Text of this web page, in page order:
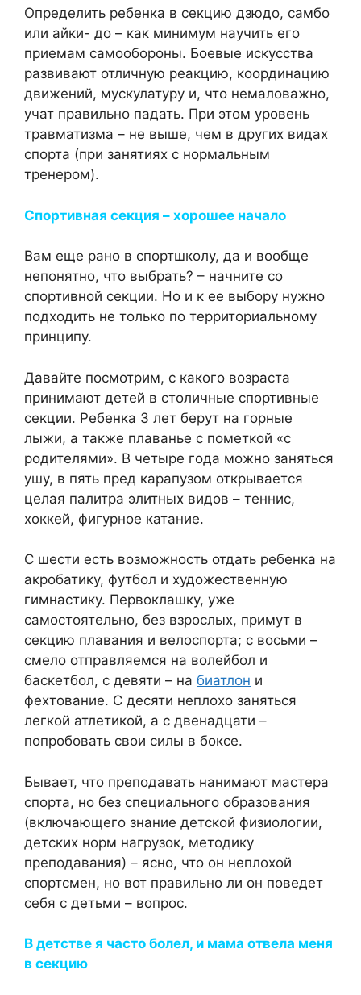
Определить ребенка в секцию дзюдо, самбо
или айки- до – как минимум научить его
приемам самообороны. Боевые искусства
развивают отличную реакцию, координацию
движений, мускулатуру и, что немаловажно,
учат правильно падать. При этом уровень
травматизма – не выше, чем в других видах
спорта (при занятиях с нормальным
тренером).
Спортивная секция – хорошее начало
Вам еще рано в спортшколу, да и вообще
непонятно, что выбрать? – начните со
спортивной секции. Но и к ее выбору нужно
подходить не только по территориальному
принципу.
Давайте посмотрим, с какого возраста
принимают детей в столичные спортивные
секции. Ребенка 3 лет берут на горные
лыжи, а также плаванье с пометкой «с
родителями». В четыре года можно заняться
ушу, в пять пред карапузом открывается
целая палитра элитных видов – теннис,
хоккей, фигурное катание.
С шести есть возможность отдать ребенка на
акробатику, футбол и художественную
гимнастику. Первоклашку, уже
самостоятельно, без взрослых, примут в
секцию плавания и велоспорта; с восьми –
смело отправляемся на волейбол и
баскетбол, с девяти – на биатлон и
фехтование. С десяти неплохо заняться
легкой атлетикой, а с двенадцати –
попробовать свои силы в боксе.
Бывает, что преподавать нанимают мастера
спорта, но без специального образования
(включающего знание детской физиологии,
детских норм нагрузок, методику
преподавания) – ясно, что он неплохой
спортсмен, но вот правильно ли он поведет
себя с детьми – вопрос.
В детстве я часто болел, и мама отвела меня
в секцию